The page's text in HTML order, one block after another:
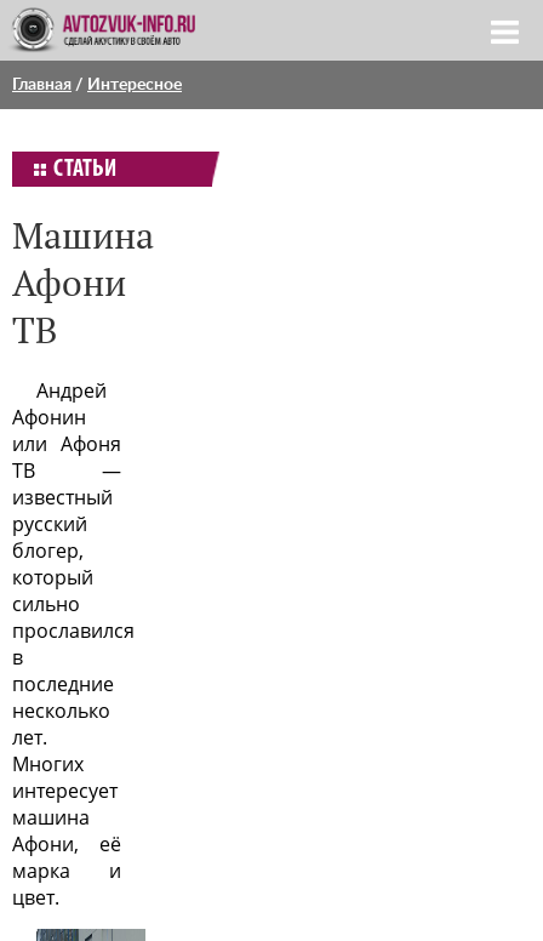
Главная / Интересное
СТАТЬИ
Машина
Афони
ТВ
Андрей
Афонин
или Афоня
ТВ —
известный
русский
блогер,
который
сильно
прославился
в
последние
несколько
лет.
Многих
интересует
машина
Афони, её
марка и
цвет.